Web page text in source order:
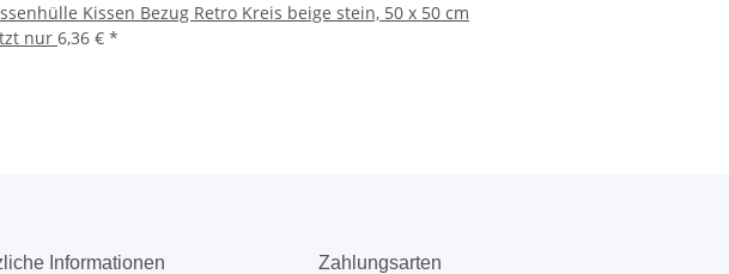
Kissen Bezug Retro Kreis beige stein, 50 x 50 cm
nur 6,36 € *
Informationen Zahlungsarten